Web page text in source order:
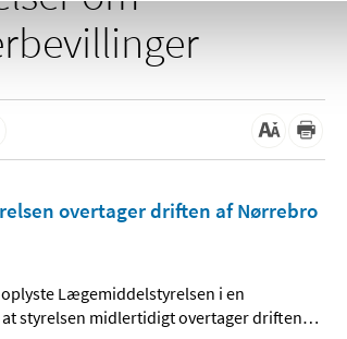
overtager driften af Nørrebro
Lægemiddelstyrelsen i en
styrelsen midlertidigt overtager driften…